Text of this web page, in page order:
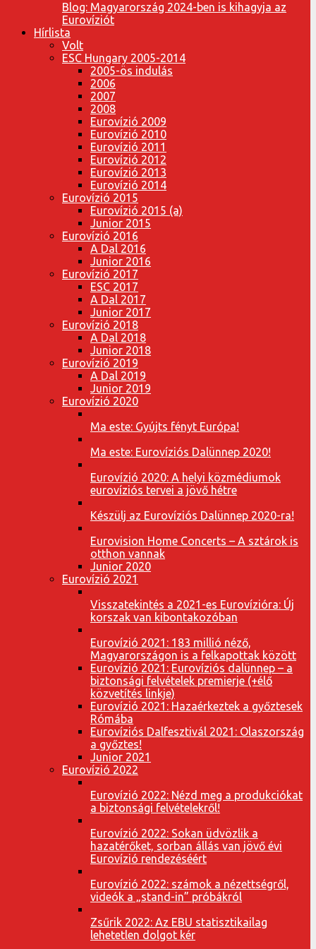
Blog: Magyarország 2024-ben is kihagyja az
Eurovíziót
Hírlista
Volt
ESC Hungary 2005-2014
2005-ös indulás
2006
2007
2008
Eurovízió 2009
Eurovízió 2010
Eurovízió 2011
Eurovízió 2012
Eurovízió 2013
Eurovízió 2014
Eurovízió 2015
Eurovízió 2015 (a)
Junior 2015
Eurovízió 2016
A Dal 2016
Junior 2016
Eurovízió 2017
ESC 2017
A Dal 2017
Junior 2017
Eurovízió 2018
A Dal 2018
Junior 2018
Eurovízió 2019
A Dal 2019
Junior 2019
Eurovízió 2020
Ma este: Gyújts fényt Európa!
Ma este: Eurovíziós Dalünnep 2020!
Eurovízió 2020: A helyi közmédiumok
eurovíziós tervei a jövő hétre
Készülj az Eurovíziós Dalünnep 2020-ra!
Eurovision Home Concerts – A sztárok is
otthon vannak
Junior 2020
Eurovízió 2021
Visszatekintés a 2021-es Eurovízióra: Új
korszak van kibontakozóban
Eurovízió 2021: 183 millió néző,
Magyarországon is a felkapottak között
Eurovízió 2021: Eurovíziós dalünnep – a
biztonsági felvételek premierje (+élő
közvetítés linkje)
Eurovízió 2021: Hazaérkeztek a győztesek
Rómába
Eurovíziós Dalfesztivál 2021: Olaszország
a győztes!
Junior 2021
Eurovízió 2022
Eurovízió 2022: Nézd meg a produkciókat
a biztonsági felvételekről!
Eurovízió 2022: Sokan üdvözlik a
hazatérőket, sorban állás van jövő évi
Eurovízió rendezéséért
Eurovízió 2022: számok a nézettségről,
videók a „stand-in” próbákról
Zsűrik 2022: Az EBU statisztikailag
lehetetlen dolgot kér